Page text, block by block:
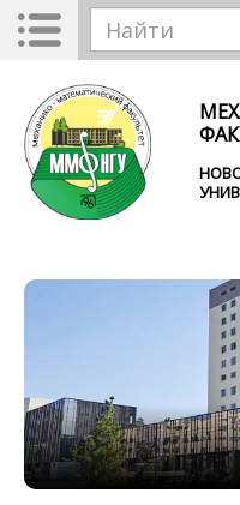
Перейти к
Toggle
navigation
Форма